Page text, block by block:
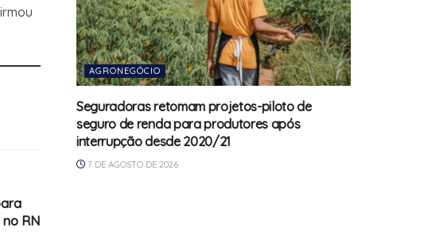
RN
AGRONEGÓCIO
Seguradoras retomam projetos-piloto de
seguro de renda para produtores após
interrupção desde 2020/21
7 DE AGOSTO DE 2026